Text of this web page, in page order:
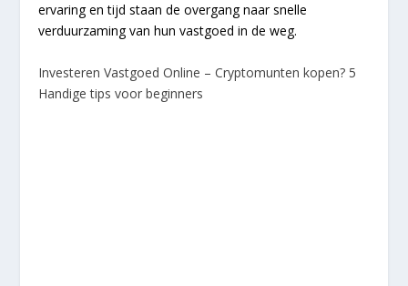
ervaring en tijd staan de overgang naar snelle
verduurzaming van hun vastgoed in de weg.
Investeren Vastgoed Online – Cryptomunten kopen? 5
Handige tips voor beginners